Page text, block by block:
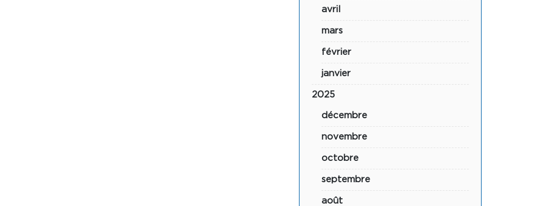
avril
mars
février
janvier
2025
décembre
novembre
octobre
septembre
août